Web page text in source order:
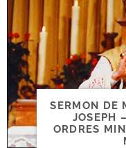
SERMON DE
JOSEPH
ORDRES